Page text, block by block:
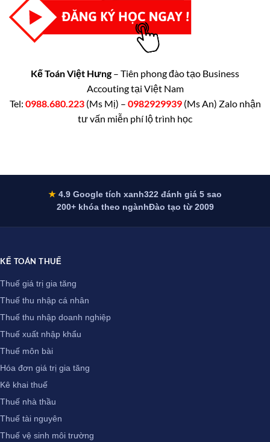
Kế Toán Việt Hưng– Tiên phong đào tạo Business
Accouting tại Việt Nam
Tel: 0988.680.223 (Ms Mị) – 0982929939(Ms An) Zalo nhận
tư vấn miễn phí lộ trình học
★ 4.9 Google tích xanh322 đánh giá 5 sao
200+ khóa theo ngànhĐào tạo từ 2009
KẾ TOÁN THUẾ
Thuế giá trị gia tăng
Thuế thu nhập cá nhân
Thuế thu nhập doanh nghiệp
Thuế xuất nhập khẩu
Thuế môn bài
Hóa đơn giá trị gia tăng
Kê khai thuế
Thuế nhà thầu
Thuế tài nguyên
Thuế vệ sinh môi trường